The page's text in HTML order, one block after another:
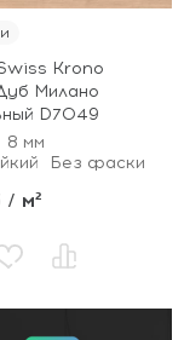
Krono
Милано
D7049
8 мм
Без фаски
/ м²